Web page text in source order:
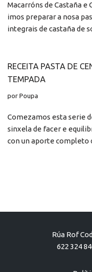
Macarróns de Castaña
imos preparar a nosa
integrais de castaña de
RECEITA PASTA DE
TEMPADA
porPoupa
Comezamos esta serie
sinxela de facer e
con un aporte
Rúa Rof
622 324